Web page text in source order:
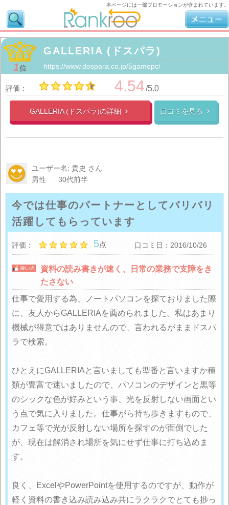
1位
GALLERIA (ドスパラ)
https://www.dospara.co.jp/5gamepc/
評価： 4.54/5.0
GALLERIA (ドスパラ)の詳細  口コミを見る 
ユーザー名: 貴史 さん
男性
30代前半
今では仕事のパートナーとしてバリバリ
活躍してもらっています
評価： 5点 口コミ日：2016/10/26
資料の読み書きが速く、日常の業務で支障をき
たさない
仕事で愛用する為、ノートパソコンを探ておりました際
に、友人からGALLERIAを薦められました。私はあまり
機械が得意ではありませんので、言われるがままドスパ
ラで検索。
ひとえにGALLERIAと言いましても型番と言いますか種
類が豊富で迷いましたので、パソコンのデザインと黒等
のシックな色が好みという事、光を反射しない画面とい
う点で気に入りました。仕事がら持ち歩きますもので、
カフェ等で光が反射しない場所を探すのが面倒でした
が、現在は解消され場所を気にせず仕事に打ち込めま
す。
良く、ExcelやPowerPointを使用するのですが、動作が
軽く資料の書き込み読み込み共にラクラクでとても捗っ
本ページには一部プロモーションが含まれています。